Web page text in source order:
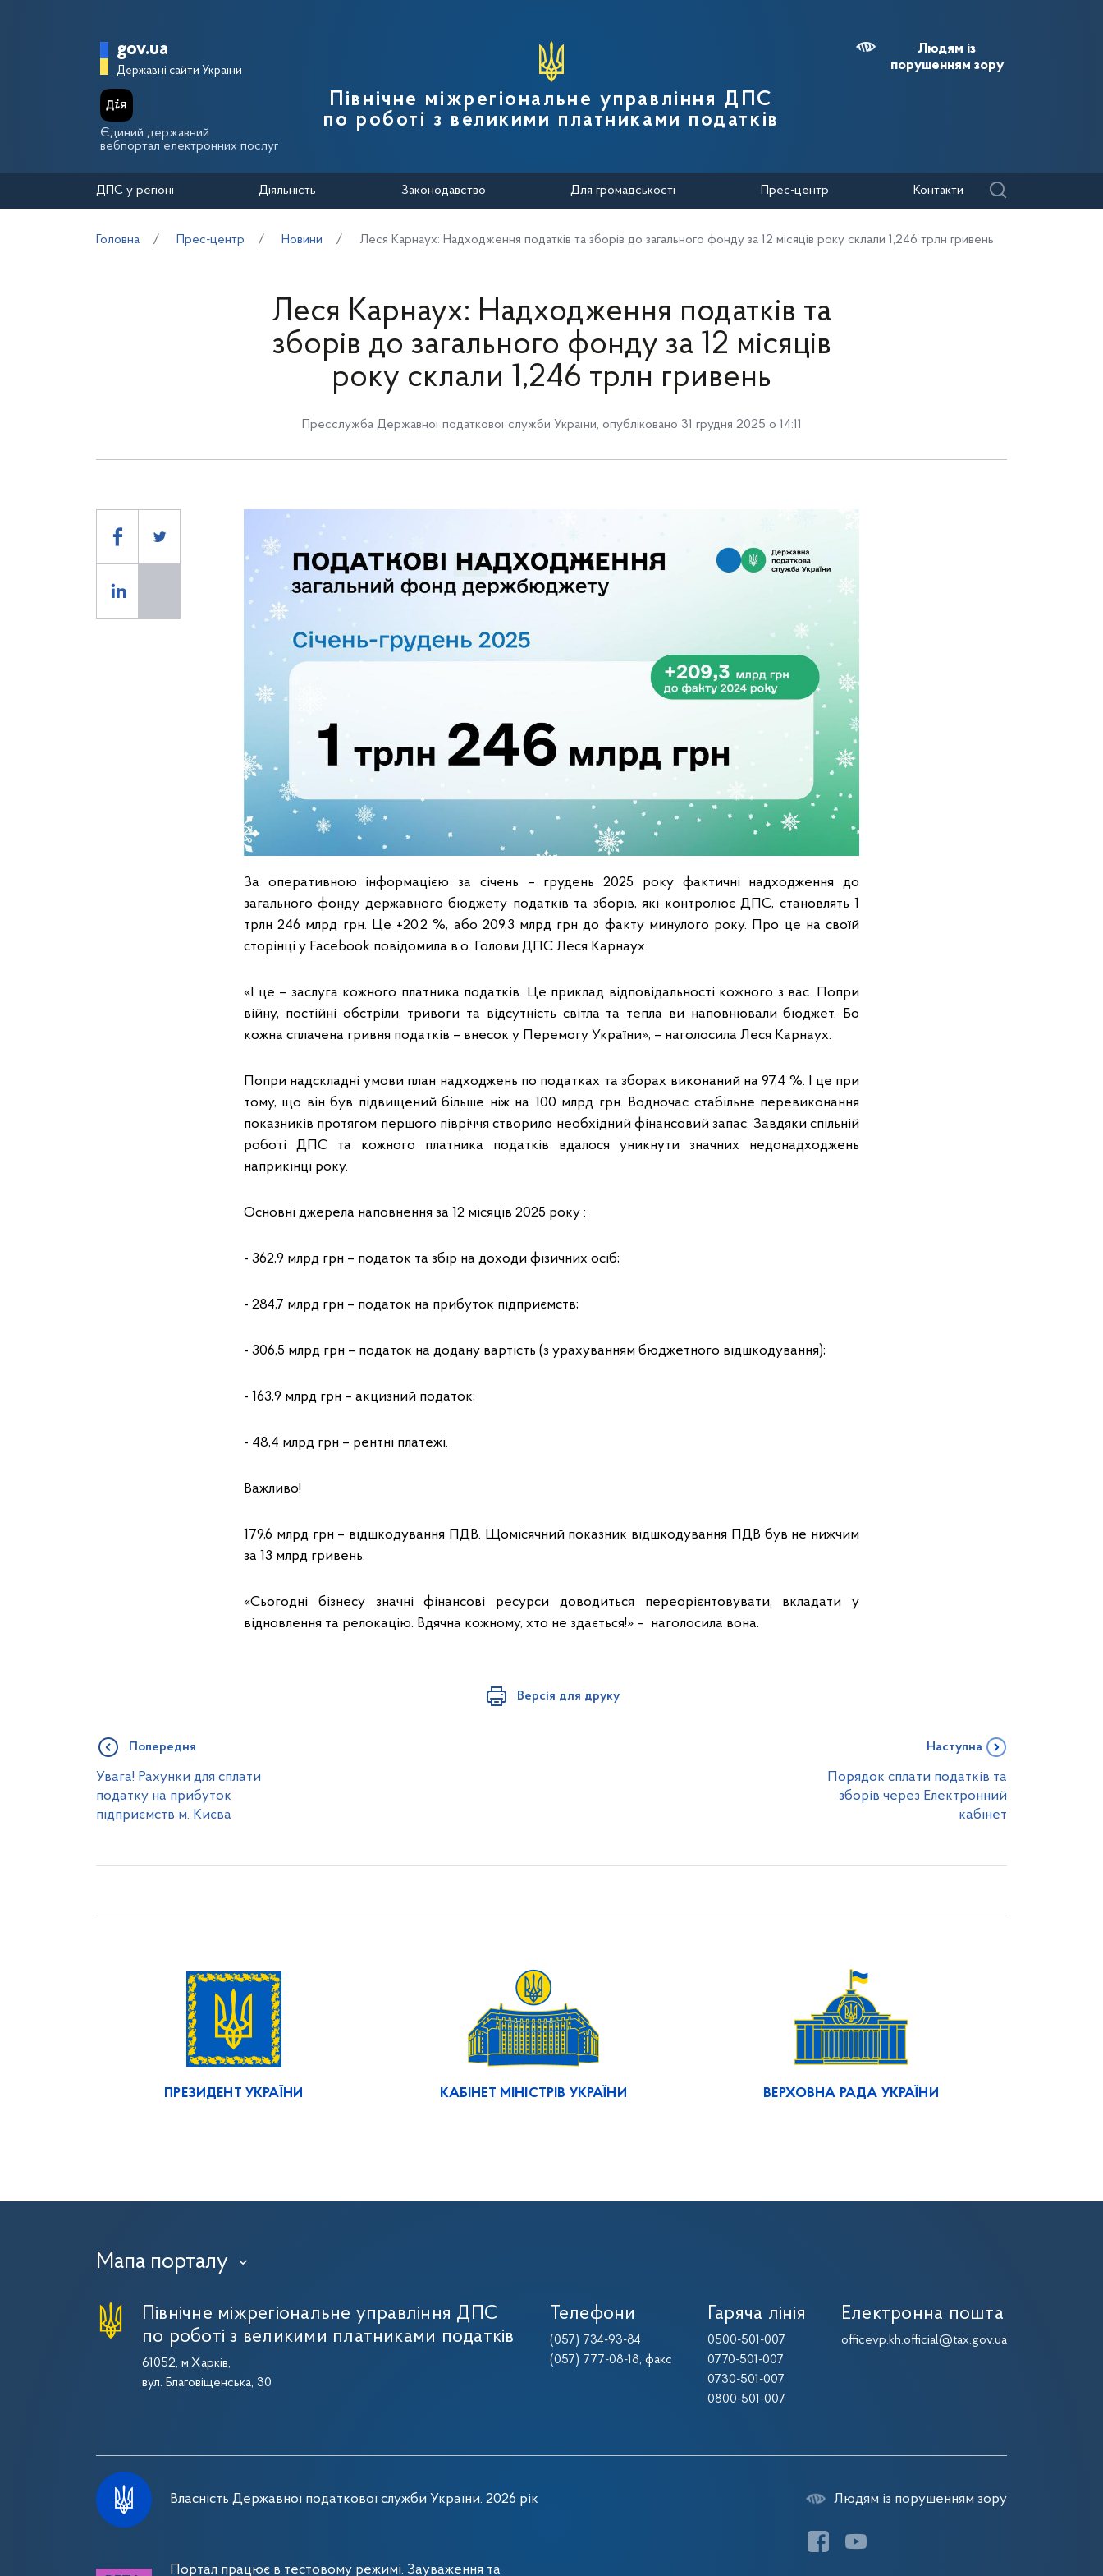
Головна сторінка Державної податкової служби України
gov.ua
Державні сайти України
Єдиний державний
вебпортал електронних послуг
Північне міжрегіональне управління ДПС
по роботі з великими платниками податків
Людям із
порушенням зору
ДПС у регіоні Діяльність Законодавство Для громадськості Прес-центр Контакти
Головна Прес-центр Новини Леся Карнаух: Надходження податків та зборів до загального фонду за 12 місяців року склали 1,246 трлн гривень
Леся Карнаух: Надходження податків та
зборів до загального фонду за 12 місяців
року склали 1,246 трлн гривень
Пресслужба Державної податкової служби України, опубліковано 31 грудня 2025 о 14:11
За оперативною інформацією за січень – грудень 2025 року фактичні надходження до
загального фонду державного бюджету податків та зборів, які контролює ДПС, становлять 1
трлн 246 млрд грн. Це +20,2 %, або 209,3 млрд грн до факту минулого року. Про це на своїй
сторінці у Facebook повідомила в.о. Голови ДПС Леся Карнаух.
«І це – заслуга кожного платника податків. Це приклад відповідальності кожного з вас. Попри
війну, постійні обстріли, тривоги та відсутність світла та тепла ви наповнювали бюджет. Бо
кожна сплачена гривня податків – внесок у Перемогу України», – наголосила Леся Карнаух.
Попри надскладні умови план надходжень по податках та зборах виконаний на 97,4 %. І це при
тому, що він був підвищений більше ніж на 100 млрд грн. Водночас стабільне перевиконання
показників протягом першого півріччя створило необхідний фінансовий запас. Завдяки спільній
роботі ДПС та кожного платника податків вдалося уникнути значних недонадходжень
наприкінці року.
Основні джерела наповнення за 12 місяців 2025 року :
- 362,9 млрд грн – податок та збір на доходи фізичних осіб;
- 284,7 млрд грн – податок на прибуток підприємств;
- 306,5 млрд грн – податок на додану вартість (з урахуванням бюджетного відшкодування);
- 163,9 млрд грн – акцизний податок;
- 48,4 млрд грн – рентні платежі.
Важливо!
179,6 млрд грн – відшкодування ПДВ. Щомісячний показник відшкодування ПДВ був не нижчим
за 13 млрд гривень.
«Сьогодні бізнесу значні фінансові ресурси доводиться переорієнтовувати, вкладати у
відновлення та релокацію. Вдячна кожному, хто не здається!» – наголосила вона.
Версія для друку
Попередня
Увага! Рахунки для сплати
податку на прибуток
підприємств м. Києва
Наступна
Порядок сплати податків та
зборів через Електронний
кабінет
ПРЕЗИДЕНТ УКРАЇНИ КАБІНЕТ МІНІСТРІВ УКРАЇНИ ВЕРХОВНА РАДА УКРАЇНИ
Мапа порталу ›
Північне міжрегіональне управління ДПС
по роботі з великими платниками податків
61052, м.Харків,
вул. Благовіщенська, 30
Телефони
(057) 734-93-84
(057) 777-08-18, факс
Гаряча лінія
0500-501-007
0770-501-007
0730-501-007
0800-501-007
Електронна пошта
officevp.kh.official@tax.gov.ua
Власність Державної податкової служби України. 2026 рік
Портал працює в тестовому режимі. Зауваження та
Людям із порушенням зору